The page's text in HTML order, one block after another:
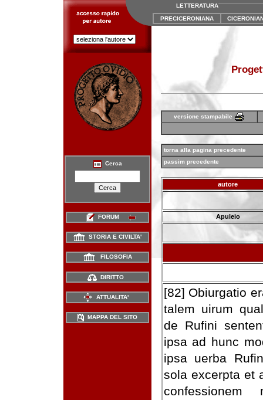
LETTERATURA
PRECICERONIANA
Cerca
FORUM
STORIA E CIVILTA'
FILOSOFIA
DIRITTO
ATTUALITA'
MAPPA DEL SITO
versione stampabile
torna alla pagina precedente
passim precedente
autore
Apuleio
[82] Obiurgatio
talem uirum
de Rufini
ipsa ad hunc
ipsa uerba
sola excerpta et
confessionem